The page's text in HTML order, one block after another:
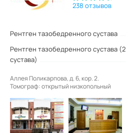
238 отзывов
Рентген тазобедренного сустава
Рентген тазобедренного сустава (2
сустава)
Аллея Поликарпова, д. 6, кор. 2.
Томограф: открытый низкопольный